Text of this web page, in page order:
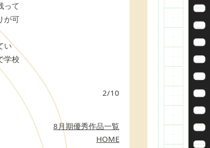
って
が可
い
学校
2/10
8月期優秀作品一覧
HOME